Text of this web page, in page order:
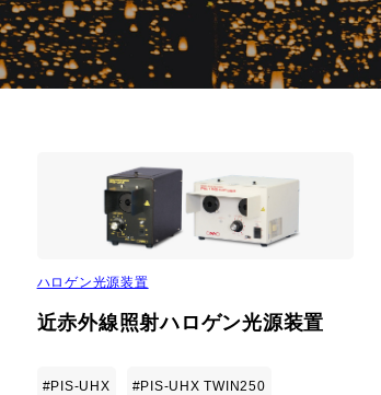
ハロゲン光源装置
近赤外線照射ハロゲン光源装置
#PIS-UHX #PIS-UHX TWIN250